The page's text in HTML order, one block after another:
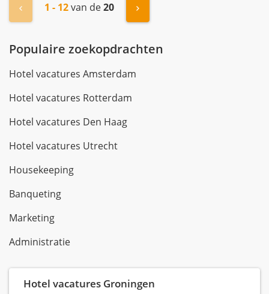
« Vorige1 - 12van de20 Volgende »
Populaire zoekopdrachten
Hotel vacatures Amsterdam
Hotel vacatures Rotterdam
Hotel vacatures Den Haag
Hotel vacatures Utrecht
Housekeeping
Banqueting
Marketing
Administratie
Hotel vacatures Groningen